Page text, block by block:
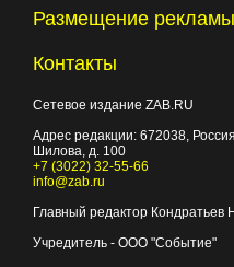
Размещение рекламы
Контакты
Сетевое издание ZAB.RU
Адрес редакции: 672038,
Шилова, д. 100
+7 (3022) 32-55-66
info@zab.ru
Главный редактор Кондратьев
Учредитель - ООО "Событие"